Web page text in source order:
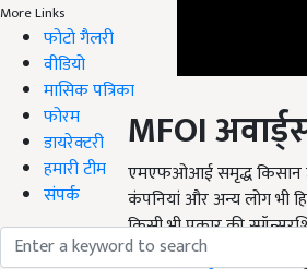
More Links
फोटो गैलरी
वीडियो
मासिक पत्रिका
फोरम
डायरेक्टरी
हमारी टीम
संपर्क
MFOI
एमएफओआई समृद्ध किसान
कंपनियां और अन्य लोग भी
किसी भी प्रकार की
संबंधित किसी भी
आधिकारिक वेबसाइट